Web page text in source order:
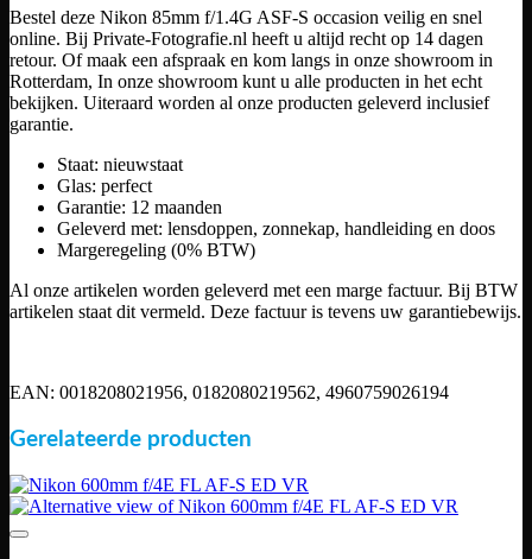
Bestel deze Nikon 85mm f/1.4G ASF-S occasion veilig en snel
online. Bij Private-Fotografie.nl heeft u altijd recht op 14 dagen
retour. Of maak een afspraak en kom langs in onze showroom in
Rotterdam, In onze showroom kunt u alle producten in het echt
bekijken. Uiteraard worden al onze producten geleverd inclusief
garantie.
Staat: nieuwstaat
Glas: perfect
Garantie: 12 maanden
Geleverd met: lensdoppen, zonnekap, handleiding en doos
Margeregeling (0% BTW)
Al onze artikelen worden geleverd met een marge factuur. Bij BTW
artikelen staat dit vermeld. Deze factuur is tevens uw garantiebewijs.
EAN: 0018208021956, 0182080219562, 4960759026194
Gerelateerde producten